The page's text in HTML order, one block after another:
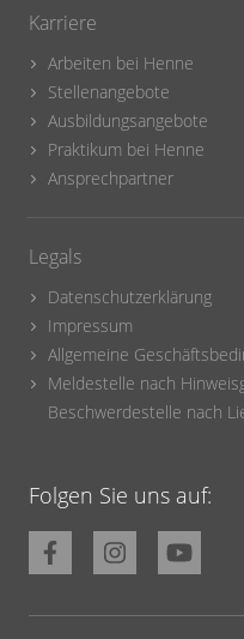
Karriere
Arbeiten bei Henne
Stellenangebote
Ausbildungsangebote
Praktikum bei Henne
Ansprechpartner
Legals
Datenschutzerklärung
Impressum
Allgemeine
Meldestelle nach
Beschwerdestelle nach
Folgen Sie uns auf: